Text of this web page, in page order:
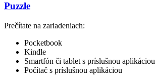
Puzzle
Prečítate na zariadeniach:
Pocketbook
Kindle
Smartfón či tablet s príslušnou aplikáciou
Počítač s príslušnou aplikáciou